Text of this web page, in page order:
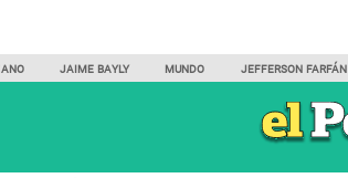
JAIME BAYLY MUNDO JEFFERSON FARFÁN